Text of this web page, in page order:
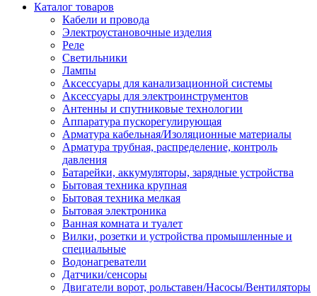
Каталог товаров
Кабели и провода
Электроустановочные изделия
Реле
Светильники
Лампы
Аксессуары для канализационной системы
Аксессуары для электроинструментов
Антенны и спутниковые технологии
Аппаратура пускорегулирующая
Арматура кабельная/Изоляционные материалы
Арматура трубная, распределение, контроль
давления
Батарейки, аккумуляторы, зарядные устройства
Бытовая техника крупная
Бытовая техника мелкая
Бытовая электроника
Ванная комната и туалет
Вилки, розетки и устройства промышленные и
специальные
Водонагреватели
Датчики/сенсоры
Двигатели ворот, рольставен/Насосы/Вентиляторы